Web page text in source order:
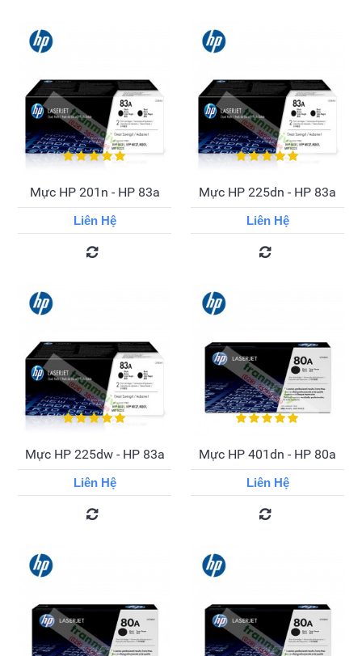
Mực HP 201n - HP 83a
Liên Hệ
Mực HP 225dn - HP 83a
Liên Hệ
Mực HP 225dw - HP 83a
Liên Hệ
Mực HP 401dn - HP 80a
Liên Hệ